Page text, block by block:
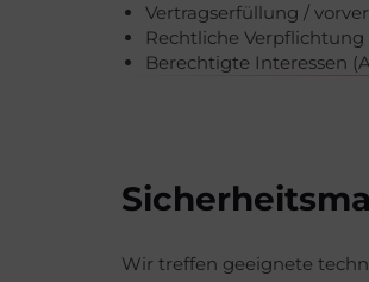
Vertragserfüllung /
Rechtliche Verpflichtung
Berechtigte Interessen
Wir treffen geeignete